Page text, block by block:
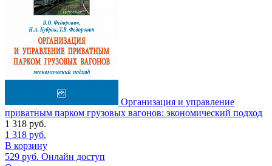
Организация и управление
приватным парком грузовых вагонов: экономический подход
1 318 руб.
1 318 руб.
В корзину
529 руб. Онлайн доступ